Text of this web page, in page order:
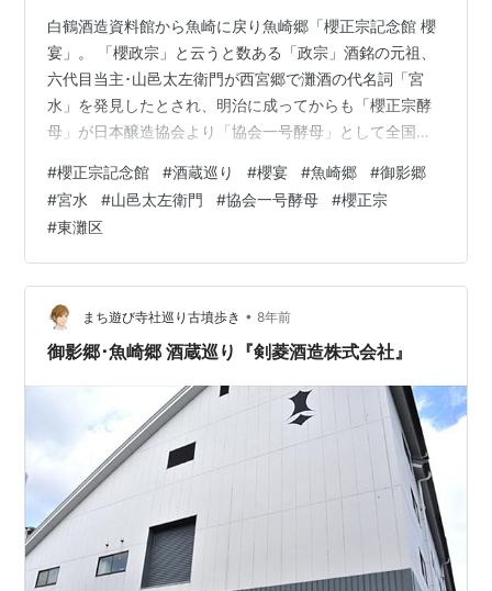
白鶴酒造資料館から魚崎に戻り魚崎郷「櫻正宗記念館 櫻
宴」。 「櫻政宗」と云うと数ある「政宗」酒銘の元祖、
六代目当主･山邑太左衛門が西宮郷で灘酒の代名詞「宮
水」を発見したとされ、明治に成ってからも「櫻正宗酵
母」が日本醸造協会より「協会一号酵母」として全国に
迎賓館）がフランク・ロイド・ライトの作品で国の重要
文化財を受けて居ます。 「櫻正宗記念館 櫻宴」のある地
も、兵庫県有形重要文化財に指定されていた1792年築の
内蔵3棟が建っていた処で、被災当時も現役で酒造りが行
われていた内蔵も阪神淡路大震災により門を残して倒
壊、その残された門が「櫻正宗記念館 櫻…
#櫻正宗記念館 #酒蔵巡り #櫻宴 #魚崎郷 #御影郷
#宮水 #山邑太左衛門 #協会一号酵母 #櫻正宗
#東灘区
まち遊び寺社巡り古墳歩き • 8年前
御影郷･魚崎郷 酒蔵巡り『剣菱酒造株式会社』